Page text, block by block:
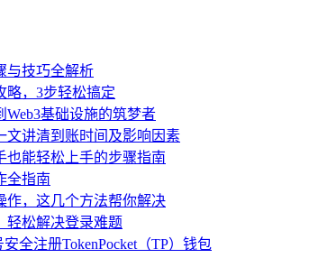
与技巧全解析
略，3步轻松搞定
基础设施的筑梦者
文讲清到账时间及影响因素
也能轻松上手的步骤指南
全指南
作，这几个方法帮你解决
轻松解决登录难题
全注册TokenPocket（TP）钱包